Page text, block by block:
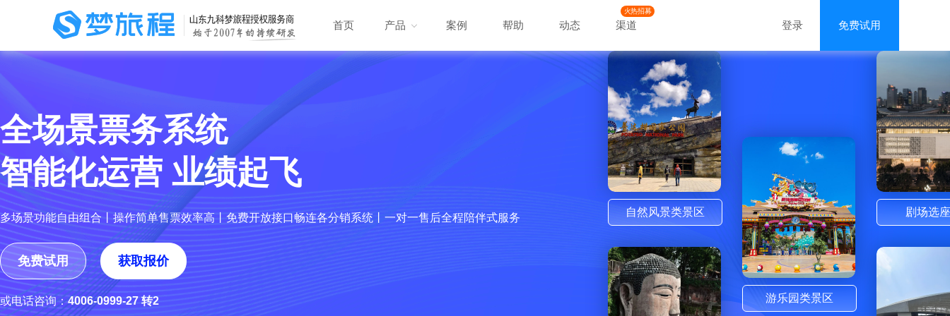
首页 产品 案例 帮助 动态
火热招募
渠道 登录 免费试用
全场景票务系统
智能化运营 业绩起飞
多场景功能自由组合丨操作简单售票效率高丨免费开放接口畅连各分销系统丨一对一售后全程陪伴式服务
免费试用 获取报价
或电话咨询：4006-0999-27 转2
自然风景类景区
游乐园类景区
剧场选